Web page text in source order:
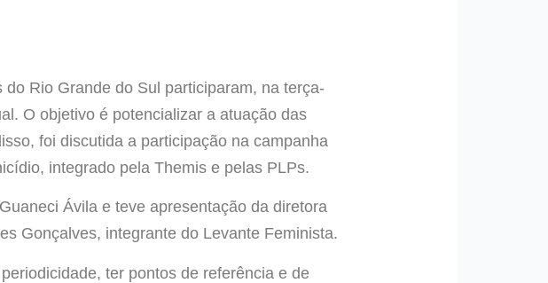
Rio Grande do Sul participaram, na terça-
O objetivo é potencializar a atuação das
foi discutida a participação na campanha
integrado pela Themis e pelas PLPs.
Ávila e teve apresentação da diretora
Gonçalves, integrante do Levante Feminista.
ter pontos de referência e de